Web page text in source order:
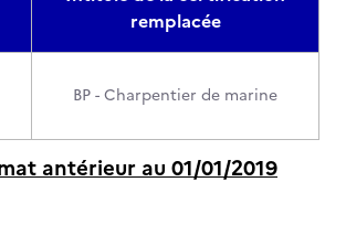
remplacée
BP - Charpentier de marine
antérieur au 01/01/2019